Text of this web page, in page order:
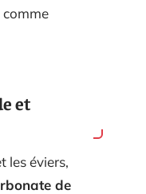
comme
et
les éviers,
de